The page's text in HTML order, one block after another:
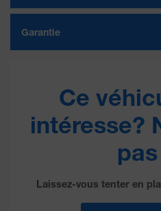
Garantie
Ce
intéresse?
Laissez-vous tenter en